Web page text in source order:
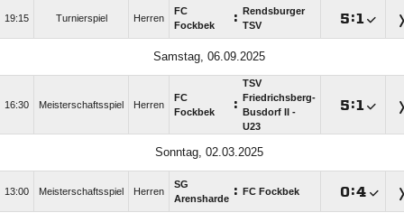
19:15 Turnierspiel Herren
FC
Fockbek
:
Rendsburger
TSV
:
Samstag, 06.09.2025
16:30 Meisterschaftsspiel Herren
FC
Fockbek
:
TSV
Friedrichsberg-
Busdorf II -
U23
:
Sonntag, 02.03.2025
13:00 Meisterschaftsspiel Herren
SG
Arensharde : FC Fockbek :